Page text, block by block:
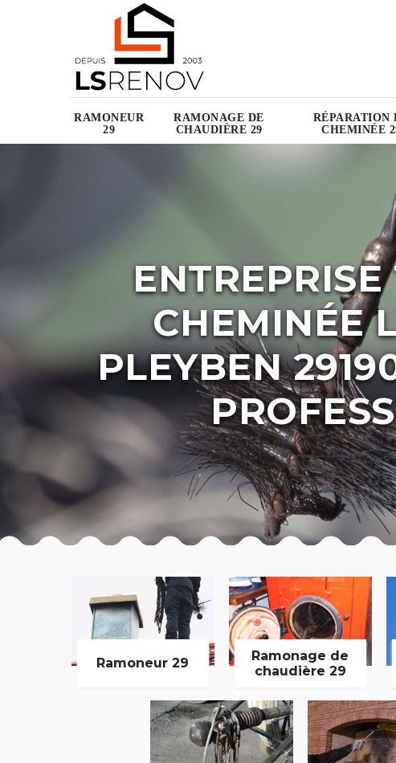
RAMONEUR
29
RAMONAGE DE
CHAUDIÈRE 29
RÉPARATION
CHEMINÉE
CHEMINÉE
PLEYBEN
Ramoneur 29
Ramonage de
chaudière 29